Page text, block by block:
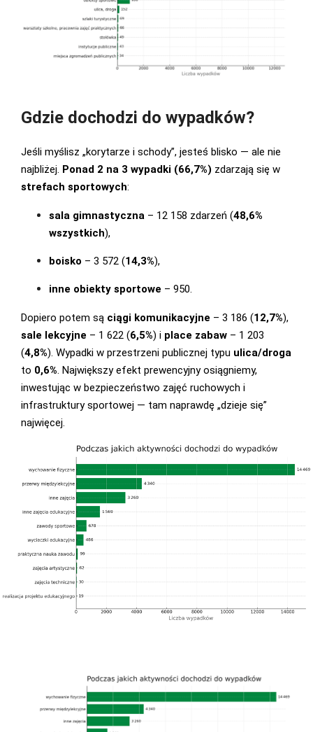
Gdzie dochodzi do wypadków?
Jeśli myślisz „korytarze i schody”, jesteś blisko — ale nie
najbliżej. Ponad 2 na 3 wypadki (66,7%) zdarzają się w
strefach sportowych:
sala gimnastyczna – 12 158 zdarzeń (48,6%
wszystkich),
boisko – 3 572 (14,3%),
inne obiekty sportowe – 950.
Dopiero potem są ciągi komunikacyjne – 3 186 (12,7%),
sale lekcyjne – 1 622 (6,5%) i place zabaw – 1 203
(4,8%). Wypadki w przestrzeni publicznej typu ulica/droga
to 0,6%. Największy efekt prewencyjny osiągniemy,
inwestując w bezpieczeństwo zajęć ruchowych i
infrastruktury sportowej — tam naprawdę „dzieje się”
najwięcej.